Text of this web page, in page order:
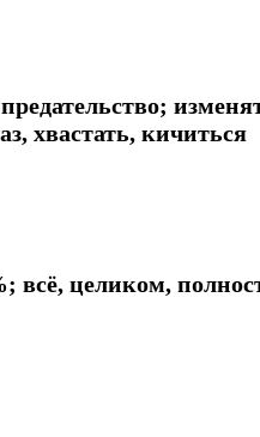
хвастать, кичиться
всё, целиком,